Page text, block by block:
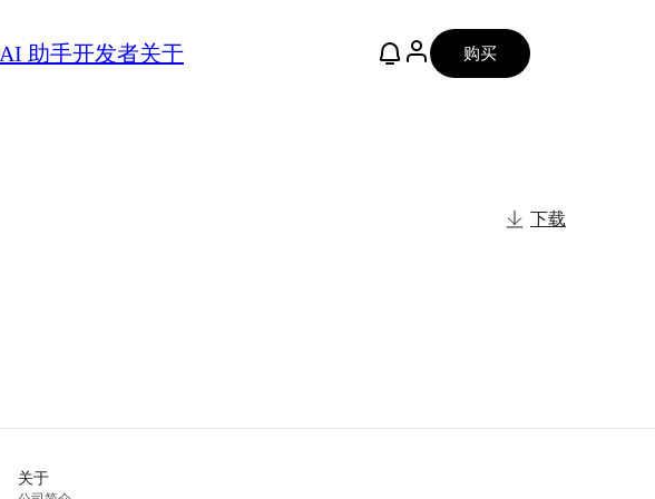
AI 助手开发者关于 购买
下载
关于